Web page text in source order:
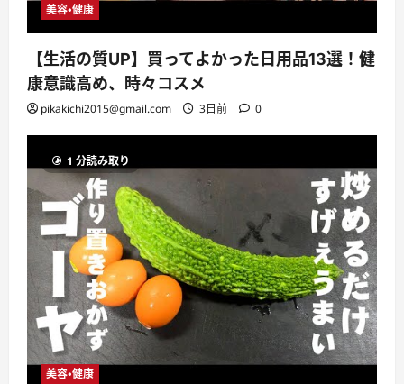
美容・健康
【生活の質UP】買ってよかった日用品13選！健
康意識高め、時々コスメ
pikakichi2015@gmail.com 3日前 0
1 分読み取り
美容・健康